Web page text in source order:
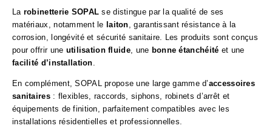
La robinetterie SOPAL se distingue par la qualité de ses
matériaux, notamment le laiton, garantissant résistance à la
corrosion, longévité et sécurité sanitaire. Les produits sont conçus
pour offrir une utilisation fluide, une bonne étanchéité et une
facilité d’installation.
En complément, SOPAL propose une large gamme d’accessoires
sanitaires: flexibles, raccords, siphons, robinets d’arrêt et
équipements de finition, parfaitement compatibles avec les
installations résidentielles et professionnelles.